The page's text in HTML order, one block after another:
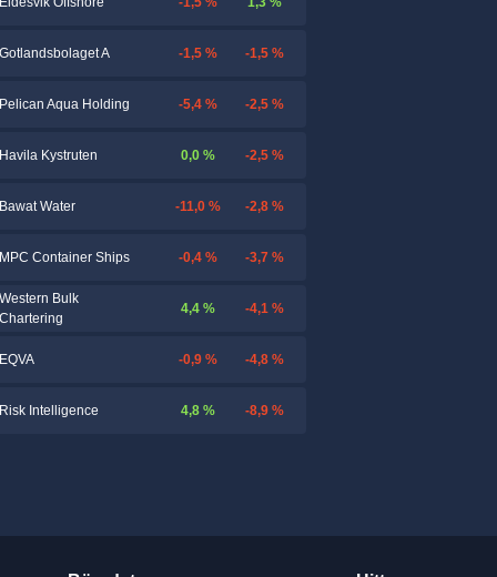
Gotlandsbolaget A -1,5 % -1,5 %
Pelican Aqua Holding -5,4 % -2,5 %
Havila Kystruten 0,0 % -2,5 %
Bawat Water -11,0 % -2,8 %
MPC Container Ships -0,4 % -3,7 %
Western Bulk
Chartering
4,4 % -4,1 %
EQVA -0,9 % -4,8 %
Risk Intelligence 4,8 % -8,9 %